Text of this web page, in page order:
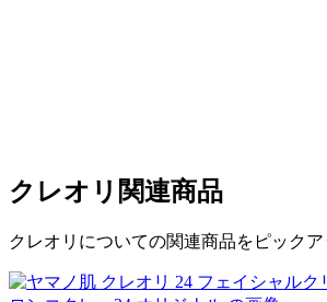
クレオリ 関連商品
クレオリについての関連商品をピックア